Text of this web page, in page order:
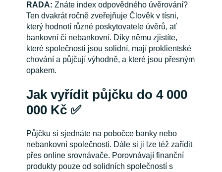
RADA: Znáte index odpovědného úvěrování?
Ten dvakrát ročně zveřejňuje Člověk v tísni,
který hodnotí různé poskytovatele úvěrů, ať
bankovní či nebankovní. Díky němu zjistíte,
které společnosti jsou solidní, mají proklientské
chování a půjčují výhodně, a které jsou přesným
opakem.
Jak vyřídit půjčku do 4 000
000 Kč ✅
Půjčku si sjednáte na pobočce banky nebo
nebankovní společnosti. Dále si ji lze též zařídit
přes online srovnávače. Porovnávají finanční
produkty pouze od solidních společností s